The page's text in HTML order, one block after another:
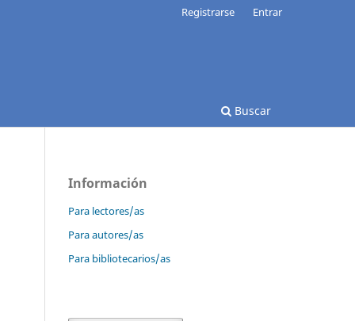
Buscar
Registrarse Entrar
Información
Para lectores/as
Para autores/as
Para bibliotecarios/as